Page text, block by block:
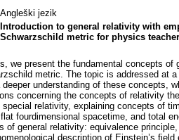
Angleški jezik
Introduction to general relativity with
Schwarzschild metric for physics
we present the fundamental concepts
metric. The topic is addressed at
understanding of these concepts,
concerning the concepts of relativity
relativity, explaining concepts of
fourdimensional spacetime, and total
of general relativity: equivalence
description of Einstein’s